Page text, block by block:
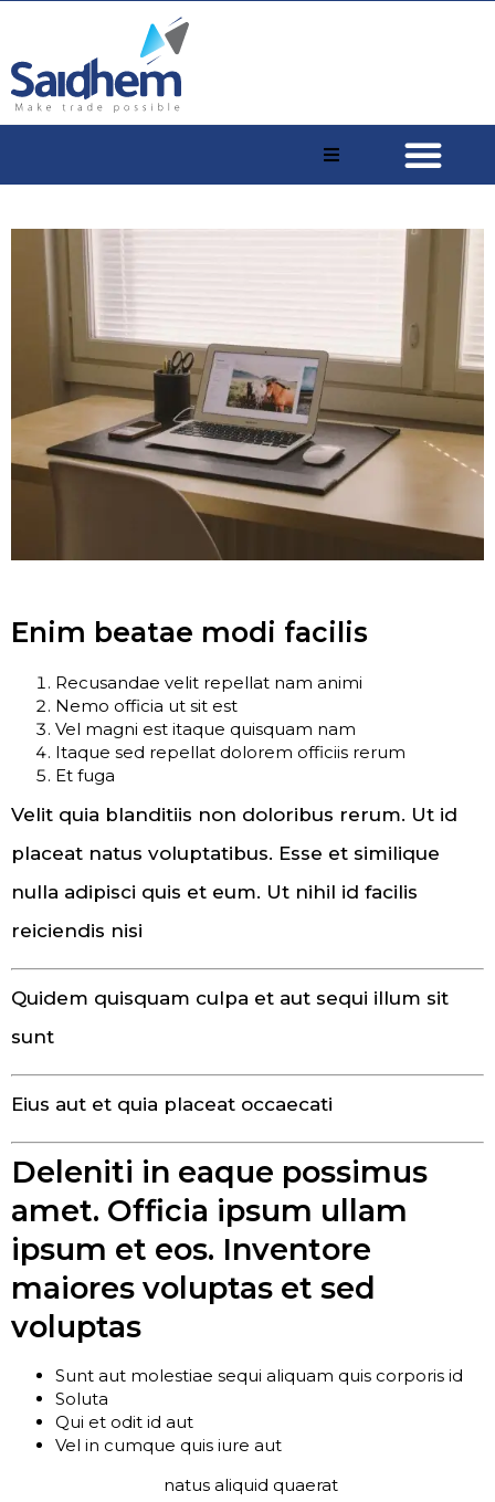
Enim beatae modi facilis
Recusandae velit repellat nam animi
Nemo officia ut sit est
Vel magni est itaque quisquam nam
Itaque sed repellat dolorem officiis rerum
Et fuga
Velit quia blanditiis non doloribus rerum. Ut id
placeat natus voluptatibus. Esse et similique
nulla adipisci quis et eum. Ut nihil id facilis
reiciendis nisi
Quidem quisquam culpa et aut sequi illum sit
sunt
Eius aut et quia placeat occaecati
Deleniti in eaque possimus
amet. Officia ipsum ullam
ipsum et eos. Inventore
maiores voluptas et sed
voluptas
Sunt aut molestiae sequi aliquam quis corporis id
Soluta
Qui et odit id aut
Vel in cumque quis iure aut
natus aliquid quaerat